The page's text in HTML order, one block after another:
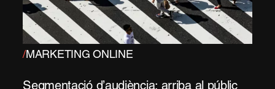
/MARKETING ONLINE
Segmentació d’audiència: arriba al públic